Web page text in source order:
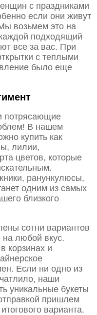
с праздниками
если они живут
возьмем это на
подходящий
все за вас. При
с теплыми
было еще
потрясающие
В нашем
купить как
лилии,
цветов, которые
ранункулюсы,
одним из самых
близкого
сотни вариантов
на любой вкус.
корзинах и
Если ни одно из
наши
уникальные букеты
пришлем
варианта.